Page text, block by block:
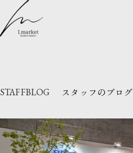
スタッフのブログ
STAFFBLOG